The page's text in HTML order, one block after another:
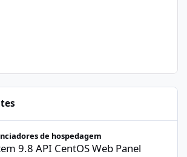
Web Panel
de hospedagem
9.8 API CentOS Web Panel